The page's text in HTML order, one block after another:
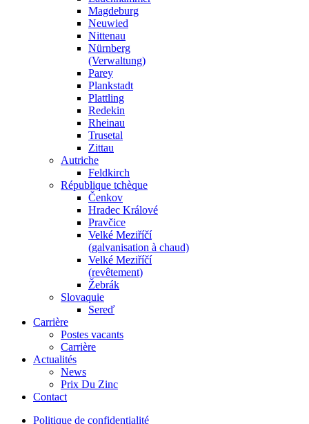
Magdeburg
Neuwied
Nittenau
Nürnberg
(Verwaltung)
Parey
Plankstadt
Plattling
Redekin
Rheinau
Trusetal
Zittau
Autriche
Feldkirch
République tchèque
Čenkov
Hradec Králové
Pravčice
Velké Meziříčí
(galvanisation à chaud)
Velké Meziříčí
(revêtement)
Žebrák
Slovaquie
Sereď
Carrière
Postes vacants
Carrière
Actualités
News
Prix Du Zinc
Contact
Politique de confidentialité